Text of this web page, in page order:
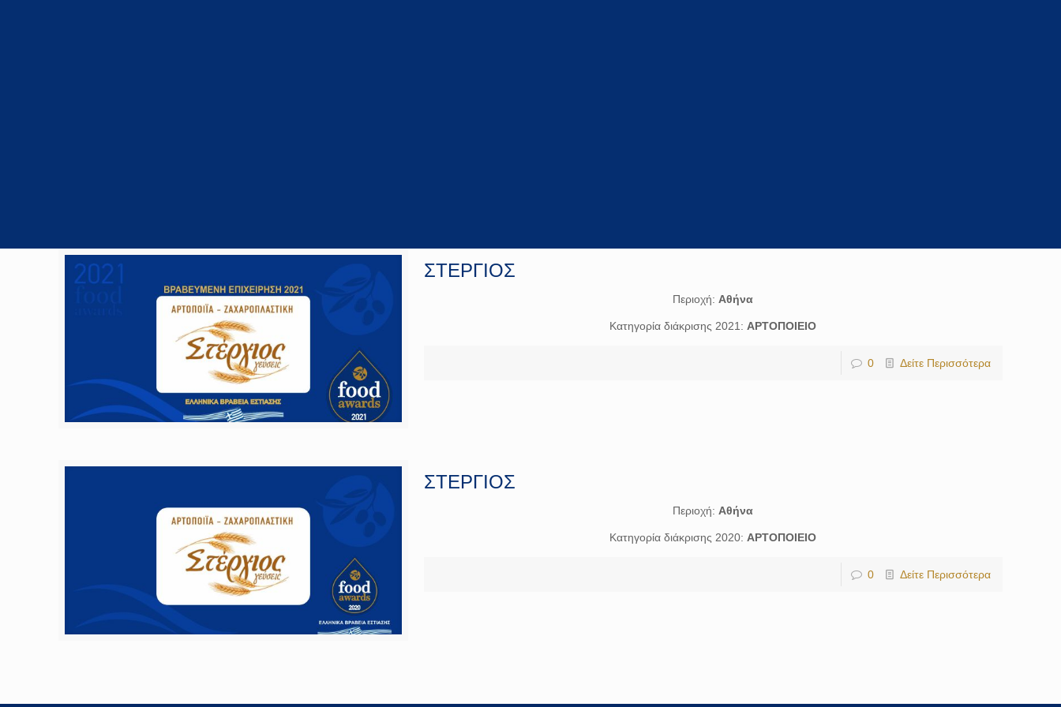
ΣΤΕΡΓΙΟΣ
Περιοχή: Αθήνα
Κατηγορία διάκρισης 2021: ΑΡΤΟΠΟΙΕΙΟ
0 Δείτε Περισσότερα
ΣΤΕΡΓΙΟΣ
Περιοχή:Αθήνα
Κατηγορία διάκρισης 2020:ΑΡΤΟΠΟΙΕΙΟ
0 Δείτε Περισσότερα